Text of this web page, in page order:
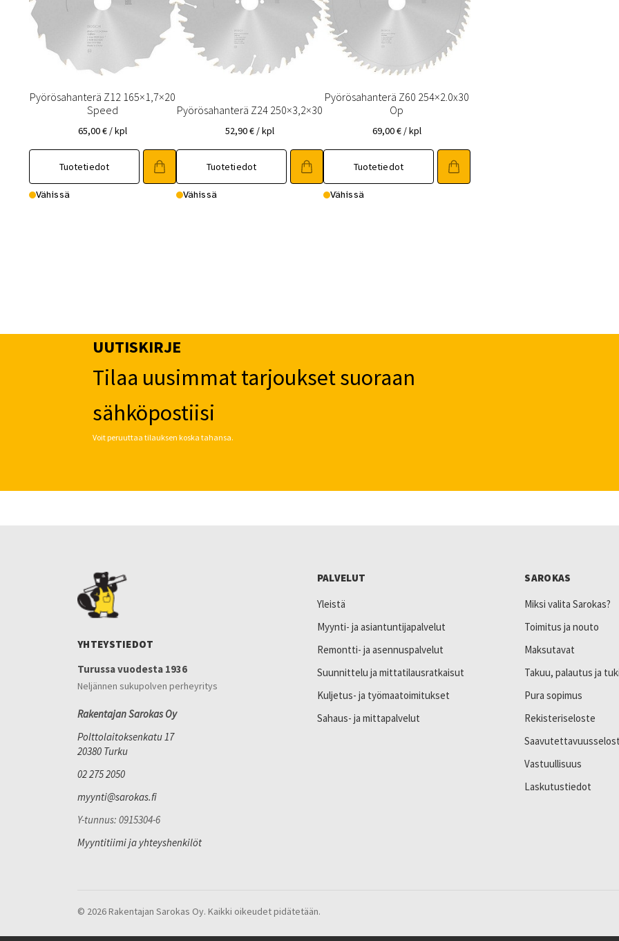
Pyörösahanterä Z12 165×1,7×20
Speed
65,00€ / kpl
Tuotetiedot
Vähissä
Pyörösahanterä Z24 250×3,2×30
52,90€ / kpl
Tuotetiedot
Vähissä
Pyörösahanterä Z60 254×2.0x30
Op
69,00€ / kpl
Tuotetiedot
Vähissä
UUTISKIRJE
Tilaa uusimmat tarjoukset suoraan
sähköpostiisi
Voit peruuttaa tilauksen koska tahansa.
YHTEYSTIEDOT
Turussa vuodesta 1936
Neljännen sukupolven perheyritys
Rakentajan Sarokas Oy
Polttolaitoksenkatu 17
20380 Turku
02 275 2050
myynti@sarokas.fi
Y-tunnus: 0915304-6
Myyntitiimi ja yhteyshenkilöt
PALVELUT
Yleistä
Myynti- ja asiantuntijapalvelut
Remontti- ja asennuspalvelut
Suunnittelu ja mittatilausratkaisut
Kuljetus- ja työmaatoimitukset
Sahaus- ja mittapalvelut
SAROKAS
Miksi valita Sarokas?
Toimitus ja nouto
Maksutavat
Takuu, palautus ja
Pura sopimus
Rekisteriseloste
Vastuullisuus
Laskutustiedot
© 2026 Rakentajan Sarokas Oy. Kaikki oikeudet pidätetään.